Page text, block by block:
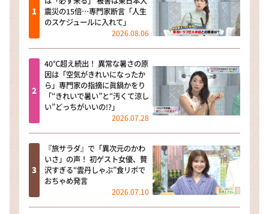
震災の15倍…専門家断言「人生
のスケジュールに入れて」
2026.08.06
40℃超え続出！ 異常な暑さの原
因は「空気がきれいになったか
ら」専門家の指摘に眞鍋かをり
「“きれいで暑い”と“汚くて涼し
い”どっちがいいの!?」
2026.07.28
『旅サラダ』で「異次元のかわ
いさ」の声！ 初ゲスト女優、贅
沢すぎる“雲丹しゃぶ”食リポで
おちゃめ発言
2026.07.10